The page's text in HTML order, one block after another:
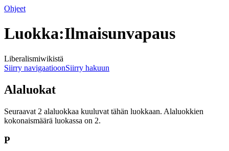
Ohjeet
Luokka:Ilmaisunvapaus
Liberalismiwikistä
Siirry navigaatioonSiirry hakuun
Alaluokat
Seuraavat 2 alaluokkaa kuuluvat tähän luokkaan. Alaluokkien
kokonaismäärä luokassa on 2.
P